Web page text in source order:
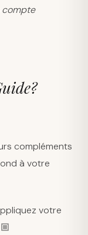
compte
compléments
à votre
votre